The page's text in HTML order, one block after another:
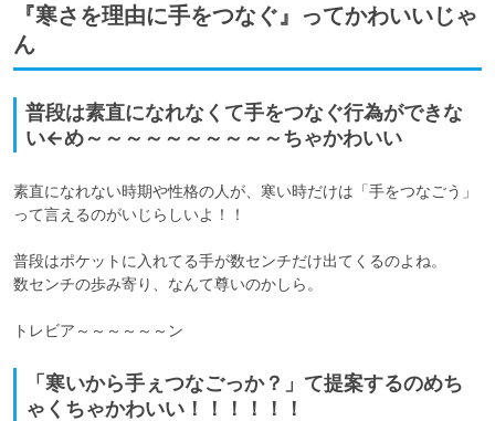
『寒さを理由に手をつなぐ』ってかわいいじゃ
ん
普段は素直になれなくて手をつなぐ行為ができな
い←め～～～～～～～～～～ちゃかわいい
素直になれない時期や性格の人が、寒い時だけは「手をつなごう」
って言えるのがいじらしいよ！！
普段はポケットに入れてる手が数センチだけ出てくるのよね。
数センチの歩み寄り、なんて尊いのかしら。
トレビア～～～～～～ン
「寒いから手ぇつなごっか？」て提案するのめち
ゃくちゃかわいい！！！！！！